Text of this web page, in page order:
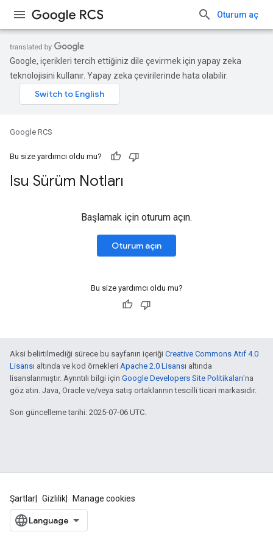
Oturum aç
Google, içerikleri tercih ettiğiniz dile çevirmek için yapay zeka
teknolojisini kullanır. Yapay zeka çevirilerinde hata olabilir.
Google RCS
Bu size yardımcı oldu mu?
Isu Sürüm Notları
Başlamak için oturum açın.
Oturum açın
Bu size yardımcı oldu mu?
Aksi belirtilmediği sürece bu sayfanın içeriği Creative Commons Atıf 4.0
Lisansı altında ve kod örnekleri Apache 2.0 Lisansı altında
lisanslanmıştır. Ayrıntılı bilgi için Google Developers Site Politikaları'na
göz atın. Java, Oracle ve/veya satış ortaklarının tescilli ticari markasıdır.
Son güncelleme tarihi: 2025-07-06 UTC.
Şartlar Gizlilik Manage cookies